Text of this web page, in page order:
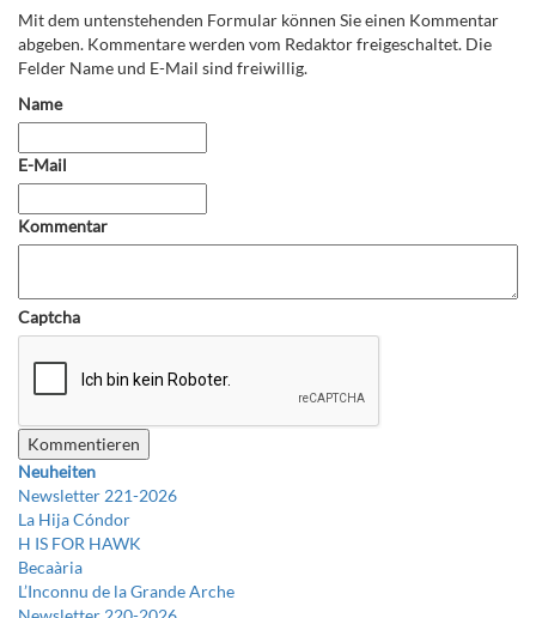
Mit dem untenstehenden Formular können Sie einen Kommentar
abgeben. Kommentare werden vom Redaktor freigeschaltet. Die
Felder Name und E-Mail sind freiwillig.
Name
E-Mail
Kommentar
Captcha
Neuheiten
Newsletter 221-2026
La Hija Cóndor
H IS FOR HAWK
Becaària
L’Inconnu de la Grande Arche